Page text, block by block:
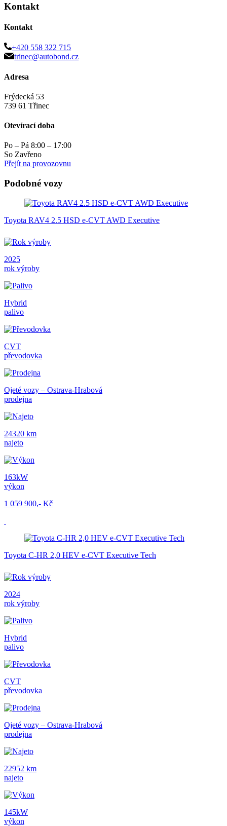
Kontakt
Kontakt
+420 558 322 715
trinec@autobond.cz
Adresa
Frýdecká 53
739 61 Třinec
Otevírací doba
Po – Pá 8:00 – 17:00
So Zavřeno
Přejít na provozovnu
Podobné vozy
Toyota RAV4 2.5 HSD e-CVT AWD Executive
2025
rok výroby
Hybrid
palivo
CVT
převodovka
Ojeté vozy – Ostrava-Hrabová
prodejna
24320 km
najeto
163kW
výkon
1 059 900,- Kč
Toyota C-HR 2,0 HEV e-CVT Executive Tech
2024
rok výroby
Hybrid
palivo
CVT
převodovka
Ojeté vozy – Ostrava-Hrabová
prodejna
22952 km
najeto
145kW
výkon